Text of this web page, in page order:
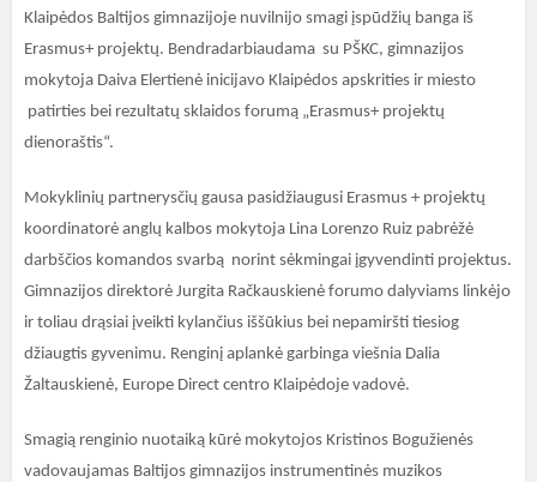
Klaipėdos Baltijos gimnazijoje nuvilnijo smagi įspūdžių banga iš
Erasmus+ projektų. Bendradarbiaudama su PŠKC, gimnazijos
mokytoja Daiva Elertienė inicijavo Klaipėdos apskrities ir miesto
patirties bei rezultatų sklaidos forumą „Erasmus+ projektų
dienoraštis“.
Mokyklinių partnerysčių gausa pasidžiaugusi Erasmus + projektų
koordinatorė anglų kalbos mokytoja Lina Lorenzo Ruiz pabrėžė
darbščios komandos svarbą norint sėkmingai įgyvendinti projektus.
Gimnazijos direktorė Jurgita Račkauskienė forumo dalyviams linkėjo
ir toliau drąsiai įveikti kylančius iššūkius bei nepamiršti tiesiog
džiaugtis gyvenimu. Renginį aplankė garbinga viešnia Dalia
Žaltauskienė, Europe Direct centro Klaipėdoje vadovė.
Smagią renginio nuotaiką kūrė mokytojos Kristinos Bogužienės
vadovaujamas Baltijos gimnazijos instrumentinės muzikos